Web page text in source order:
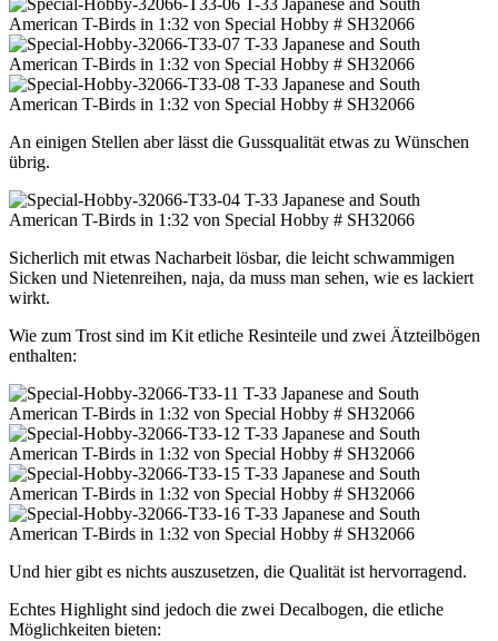
An einigen Stellen aber lässt die Gussqualität etwas zu Wünschen
übrig.
Sicherlich mit etwas Nacharbeit lösbar, die leicht schwammigen
Sicken und Nietenreihen, naja, da muss man sehen, wie es lackiert
wirkt.
Wie zum Trost sind im Kit etliche Resinteile und zwei Ätzteilbögen
enthalten:
Und hier gibt es nichts auszusetzen, die Qualität ist hervorragend.
Echtes Highlight sind jedoch die zwei Decalbogen, die etliche
Möglichkeiten bieten: